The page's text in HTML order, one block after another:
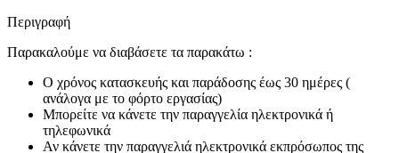
Περιγραφή
Παρακαλούμε να διαβάσετε τα παρακάτω :
Ο χρόνος κατασκευής και παράδοσης έως 30 ημέρες (
ανάλογα με το φόρτο εργασίας)
Μπορείτε να κάνετε την παραγγελία ηλεκτρονικά ή
τηλεφωνικά
Αν κάνετε την παραγγελιά ηλεκτρονικά εκπρόσωπος της